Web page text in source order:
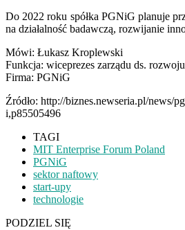
Do 2022 roku spółka PGNiG planuje
na działalność badawczą, rozwijanie
Mówi: Łukasz Kroplewski
Funkcja: wiceprezes zarządu ds. rozwoju
Firma: PGNiG
Źródło: http://biznes.newseria.pl/news/
i,p85505496
TAGI
MIT Enterprise Forum Poland
PGNiG
sektor naftowy
start-upy
technologie
PODZIEL SIĘ